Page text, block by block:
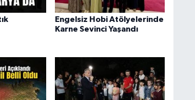
Engelsiz Hobi Atölyelerinde
Karne Sevinci Yaşandı